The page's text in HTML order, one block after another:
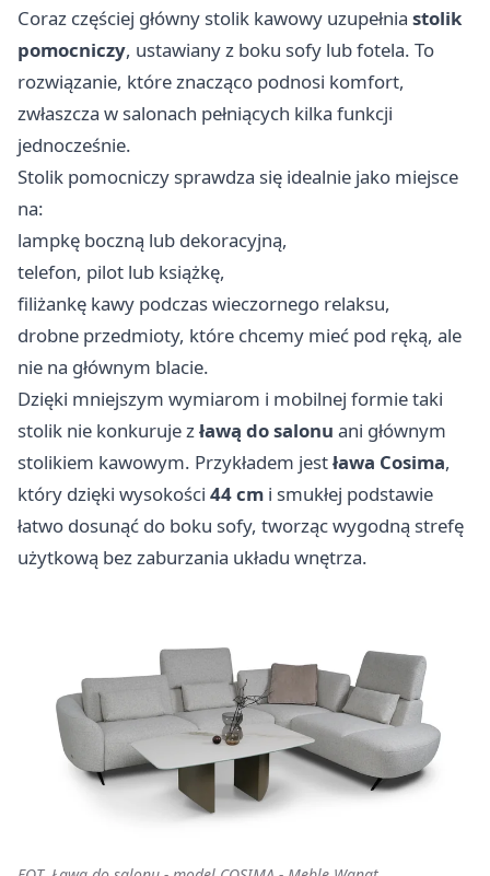
Coraz częściej główny stolik kawowy uzupełnia stolik
pomocniczy, ustawiany z boku sofy lub fotela. To
rozwiązanie, które znacząco podnosi komfort,
zwłaszcza w salonach pełniących kilka funkcji
jednocześnie.
Stolik pomocniczy sprawdza się idealnie jako miejsce
na:
lampkę boczną lub dekoracyjną,
telefon, pilot lub książkę,
filiżankę kawy podczas wieczornego relaksu,
drobne przedmioty, które chcemy mieć pod ręką, ale
nie na głównym blacie.
Dzięki mniejszym wymiarom i mobilnej formie taki
stolik nie konkuruje zławą do salonu ani głównym
stolikiem kawowym. Przykładem jestława Cosima,
który dzięki wysokości 44 cm i smukłej podstawie
łatwo dosunąć do boku sofy, tworząc wygodną strefę
użytkową bez zaburzania układu wnętrza.